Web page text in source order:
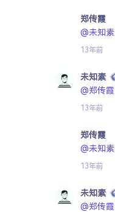
郑传霞
@未知素
13年前
未知素
@郑传霞
13年前
郑传霞
@未知素
13年前
未知素
@郑传霞